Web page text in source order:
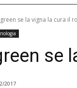
se la vigna la cura il
se
2017